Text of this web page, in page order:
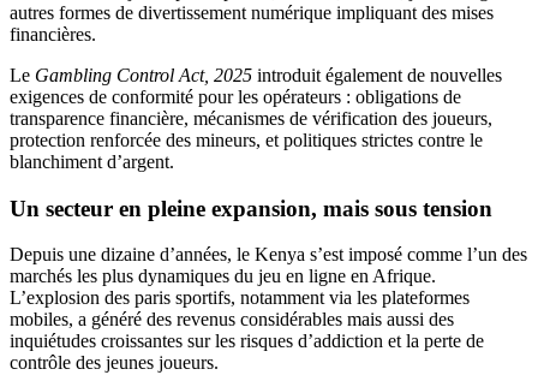
autres formes de divertissement numérique impliquant des mises
financières.
Le Gambling Control Act, 2025 introduit également de nouvelles
exigences de conformité pour les opérateurs : obligations de
transparence financière, mécanismes de vérification des joueurs,
protection renforcée des mineurs, et politiques strictes contre le
blanchiment d’argent.
Un secteur en pleine expansion, mais sous tension
Depuis une dizaine d’années, le Kenya s’est imposé comme l’un des
marchés les plus dynamiques du jeu en ligne en Afrique.
L’explosion des paris sportifs, notamment via les plateformes
mobiles, a généré des revenus considérables mais aussi des
inquiétudes croissantes sur les risques d’addiction et la perte de
contrôle des jeunes joueurs.